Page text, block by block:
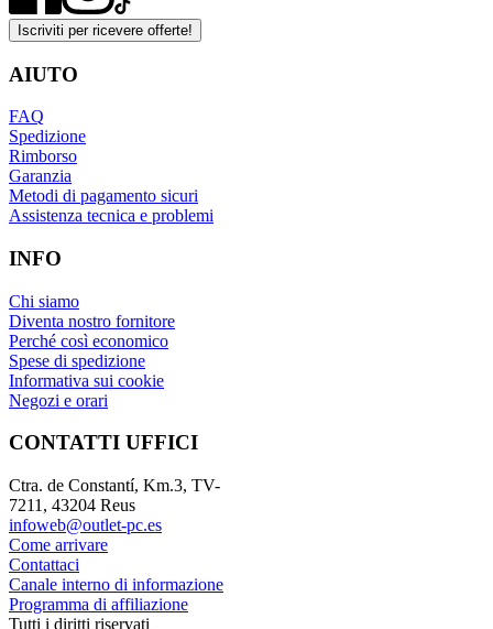
Iscriviti per ricevere offerte!
AIUTO
FAQ
Spedizione
Rimborso
Garanzia
Metodi di pagamento sicuri
Assistenza tecnica e problemi
INFO
Chi siamo
Diventa nostro fornitore
Perché così economico
Spese di spedizione
Informativa sui cookie
Negozi e orari
CONTATTI UFFICI
Ctra. de Constantí, Km.3, TV-
7211, 43204 Reus
infoweb@outlet-pc.es
Come arrivare
Contattaci
Canale interno di informazione
Programma di affiliazione
Tutti i diritti riservati